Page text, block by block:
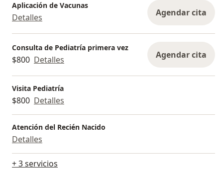
Aplicación de Vacunas
Detalles Agendar cita
Consulta de Pediatría primera vez
$800 Detalles Agendar cita
Visita Pediatría
$800 Detalles
Atención del Recién Nacido
Detalles
+ 3 servicios